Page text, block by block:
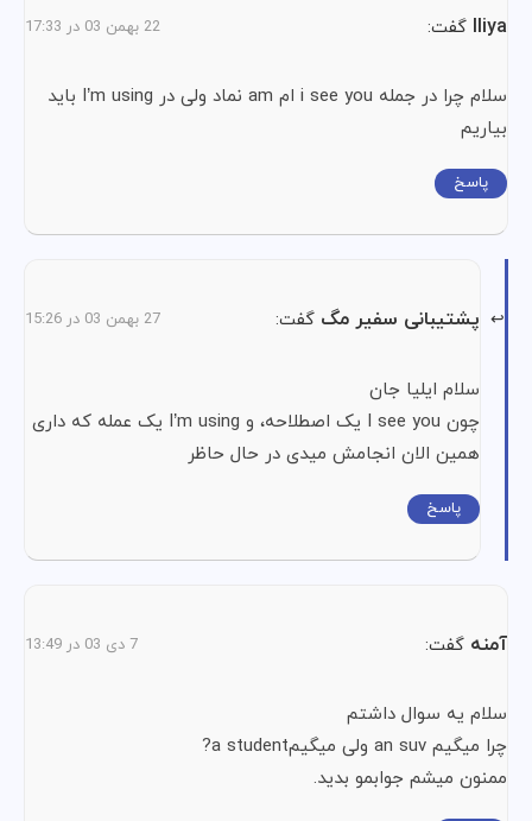
Iliya گفت: 22 بهمن 03 در 17:33
سلام چرا در جمله i see you ام am نماد ولی در I’m using باید
بیاریم
پاسخ
پشتیبانی سفیر مگ گفت: 27 بهمن 03 در 15:26
سلام ایلیا جان
چون I see you یک اصطلاحه، و I’m using یک عمله که داری
همین الان انجامش میدی در حال حاظر
پاسخ
آمنه گفت: 7 دی 03 در 13:49
سلام یه سوال داشتم
چرا میگیم an suv ولی میگیمa student?
ممنون میشم جوابمو بدید.